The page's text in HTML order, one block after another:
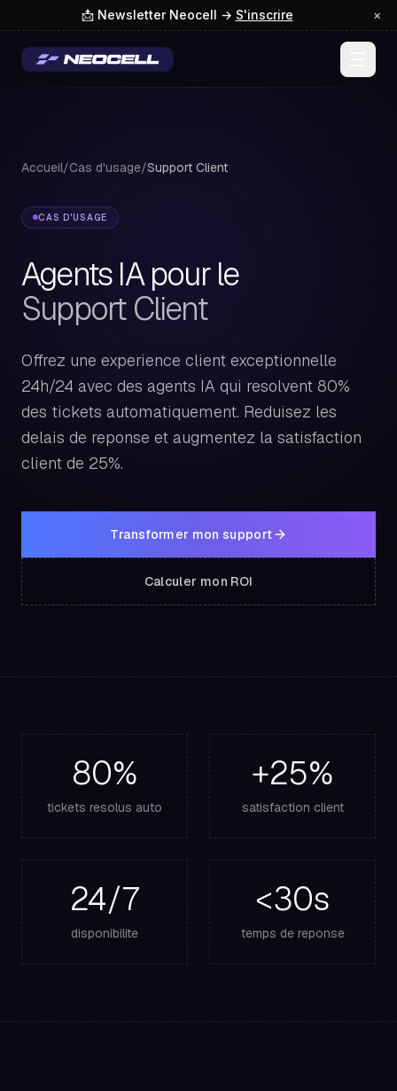
📩 Newsletter Neocell → S'inscrire ×
Accueil/Cas d'usage/Support Client
CAS D'USAGE
Agents IA pour le
Support Client
Offrez une experience client exceptionnelle
24h/24 avec des agents IA qui resolvent 80%
des tickets automatiquement. Reduisez les
delais de reponse et augmentez la satisfaction
client de 25%.
Transformer mon support
Calculer mon ROI
80%
tickets resolus auto
+25%
satisfaction client
24/7
disponibilite
<30s
temps de reponse